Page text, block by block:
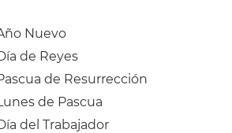
Nuevo
de Reyes
de Resurrección
de Pascua
del Trabajador